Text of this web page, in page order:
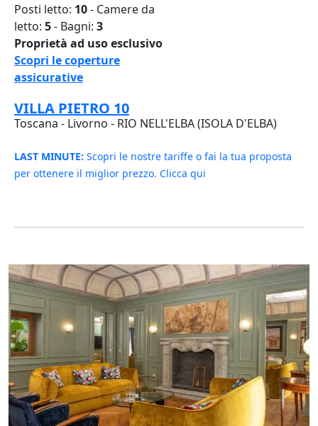
Posti letto: 10- Camere da
letto: 5- Bagni: 3
Proprietà ad uso esclusivo
Scopri le coperture
assicurative
VILLA PIETRO 10
Toscana - Livorno - RIO NELL'ELBA (ISOLA D'ELBA)
LAST MINUTE: Scopri le nostre tariffe o fai la tua proposta
per ottenere il miglior prezzo. Clicca qui